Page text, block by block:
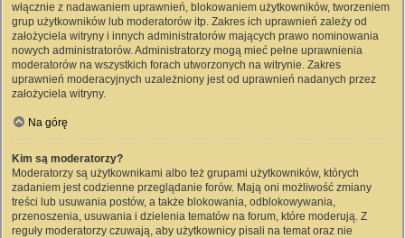
włącznie z nadawaniem uprawnień, blokowaniem użytkowników, tworzeniem
grup użytkowników lub moderatorów itp. Zakres ich uprawnień zależy od
założyciela witryny i innych administratorów mających prawo nominowania
nowych administratorów. Administratorzy mogą mieć pełne uprawnienia
moderatorów na wszystkich forach utworzonych na witrynie. Zakres
uprawnień moderacyjnych uzależniony jest od uprawnień nadanych przez
założyciela witryny.
Na górę
Kim są moderatorzy?
Moderatorzy są użytkownikami albo też grupami użytkowników, których
zadaniem jest codzienne przeglądanie forów. Mają oni możliwość zmiany
treści lub usuwania postów, a także blokowania, odblokowywania,
przenoszenia, usuwania i dzielenia tematów na forum, które moderują. Z
reguły moderatorzy czuwają, aby użytkownicy pisali na temat oraz nie